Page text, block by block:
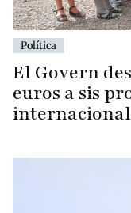
Política
El Govern
euros a sis
internacional